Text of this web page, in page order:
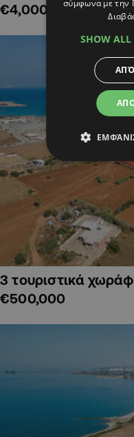
€4,000,000
3 τουριστικά
€500,000
σύμφωνα με την
SHOW ALL